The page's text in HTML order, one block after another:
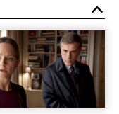
o